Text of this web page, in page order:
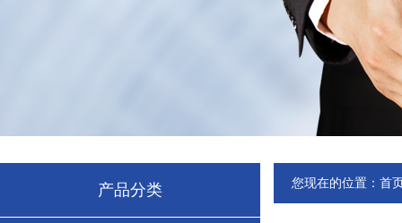
产品分类 您现在的位置： 首